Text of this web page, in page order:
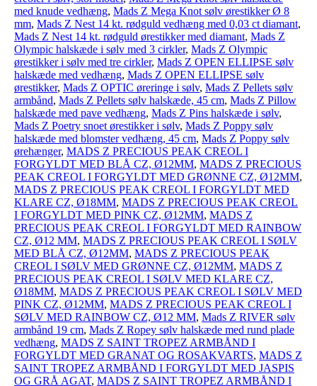
med knude vedhæng, Mads Z Mega Knot sølv ørestikker Ø 8
mm, Mads Z Nest 14 kt. rødguld vedhæng med 0,03 ct diamant,
Mads Z Nest 14 kt. rødguld ørestikker med diamant, Mads Z
Olympic halskæde i sølv med 3 cirkler, Mads Z Olympic
ørestikker i sølv med tre cirkler, Mads Z OPEN ELLIPSE sølv
halskæde med vedhæng, Mads Z OPEN ELLIPSE sølv
ørestikker, Mads Z OPTIC øreringe i sølv, Mads Z Pellets sølv
armbånd, Mads Z Pellets sølv halskæde, 45 cm, Mads Z Pillow
halskæde med pave vedhæng, Mads Z Pins halskæde i sølv,
Mads Z Poetry snoet ørestikker i sølv, Mads Z Poppy sølv
halskæde med blomster vedhæng, 45 cm, Mads Z Poppy sølv
ørehænger, MADS Z PRECIOUS PEAK CREOL I
FORGYLDT MED BLÅ CZ, Ø12MM, MADS Z PRECIOUS
PEAK CREOL I FORGYLDT MED GRØNNE CZ, Ø12MM,
MADS Z PRECIOUS PEAK CREOL I FORGYLDT MED
KLARE CZ, Ø18MM, MADS Z PRECIOUS PEAK CREOL
I FORGYLDT MED PINK CZ, Ø12MM, MADS Z
PRECIOUS PEAK CREOL I FORGYLDT MED RAINBOW
CZ, Ø12 MM, MADS Z PRECIOUS PEAK CREOL I SØLV
MED BLÅ CZ, Ø12MM, MADS Z PRECIOUS PEAK
CREOL I SØLV MED GRØNNE CZ, Ø12MM, MADS Z
PRECIOUS PEAK CREOL I SØLV MED KLARE CZ,
Ø18MM, MADS Z PRECIOUS PEAK CREOL I SØLV MED
PINK CZ, Ø12MM, MADS Z PRECIOUS PEAK CREOL I
SØLV MED RAINBOW CZ, Ø12 MM, Mads Z RIVER sølv
armbånd 19 cm, Mads Z Ropey sølv halskæde med rund plade
vedhæng, MADS Z SAINT TROPEZ ARMBÅND I
FORGYLDT MED GRANAT OG ROSAKVARTS, MADS Z
SAINT TROPEZ ARMBÅND I FORGYLDT MED JASPIS
OG GRÅ AGAT, MADS Z SAINT TROPEZ ARMBÅND I